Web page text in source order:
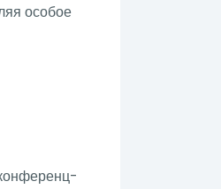
особое